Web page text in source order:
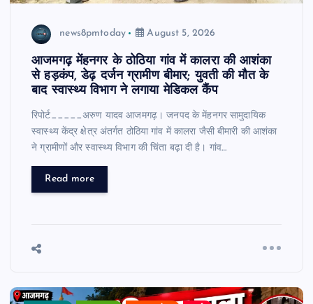
news8pmtoday August 5, 2026
आजमगढ़ मेंहनगर के ठोठिया गांव में कालरा की आशंका
से हड़कंप, डेढ़ दर्जन ग्रामीण बीमार; युवती की मौत के
बाद स्वास्थ्य विभाग ने लगाया मेडिकल कैंप
रिपोर्ट_____अरुण यादव आजमगढ़। जनपद के मेंहनगर सामुदायिक
स्वास्थ्य केंद्र क्षेत्र अंतर्गत ठोठिया गांव में कालरा जैसी बीमारी की आशंका
ने ग्रामीणों और स्वास्थ्य विभाग की चिंता बढ़ा दी है। गांव…
Read more